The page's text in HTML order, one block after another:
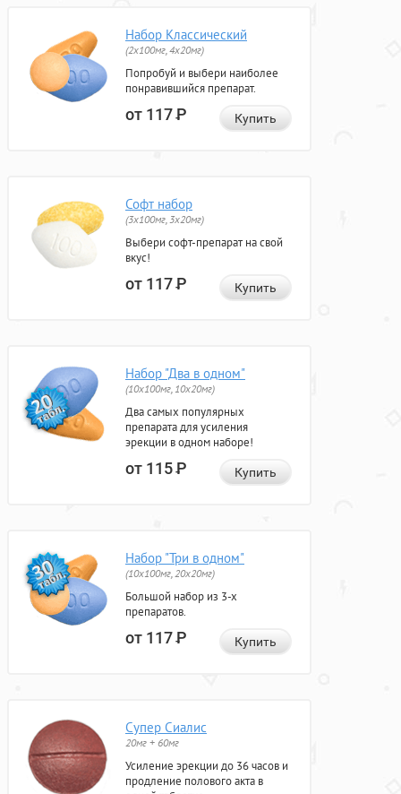
Набор Классический
(2x100мг, 4x20мг)
Попробуй и выбери наиболее
понравившийся препарат.
от 117Р Купить
Софт набор
(3x100мг, 3x20мг)
Выбери софт-препарат на свой
вкус!
от 117Р Купить
Набор "Два в одном"
(10x100мг, 10x20мг)
Два самых популярных
препарата для усиления
эрекции в одном наборе!
от 115Р Купить
Набор "Три в одном"
(10x100мг, 20x20мг)
Большой набор из 3-х
препаратов.
от 117Р Купить
Супер Сиалис
20мг + 60мг
Усиление эрекции до 36 часов и
продление полового акта в